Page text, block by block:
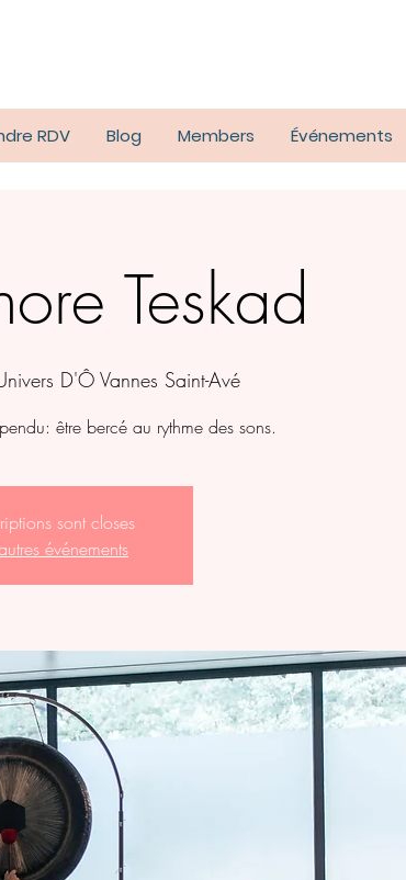
RDV Blog Members Événements
Teskad
D'Ô Vannes Saint-Avé
être bercé au rythme des sons.
sont closes
événements